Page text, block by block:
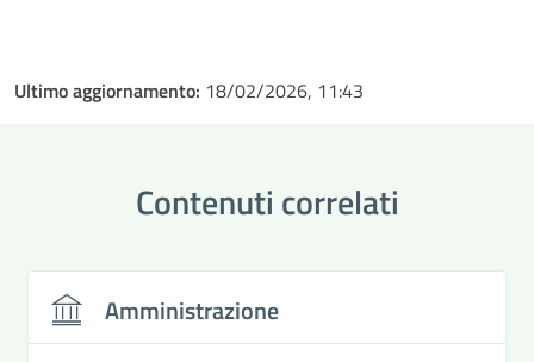
Ultimo aggiornamento: 18/02/2026, 11:43
Contenuti correlati
Amministrazione